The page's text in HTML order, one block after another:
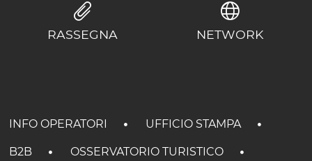
RASSEGNA NETWORK
INFO OPERATORI UFFICIO STAMPA
B2B OSSERVATORIO TURISTICO